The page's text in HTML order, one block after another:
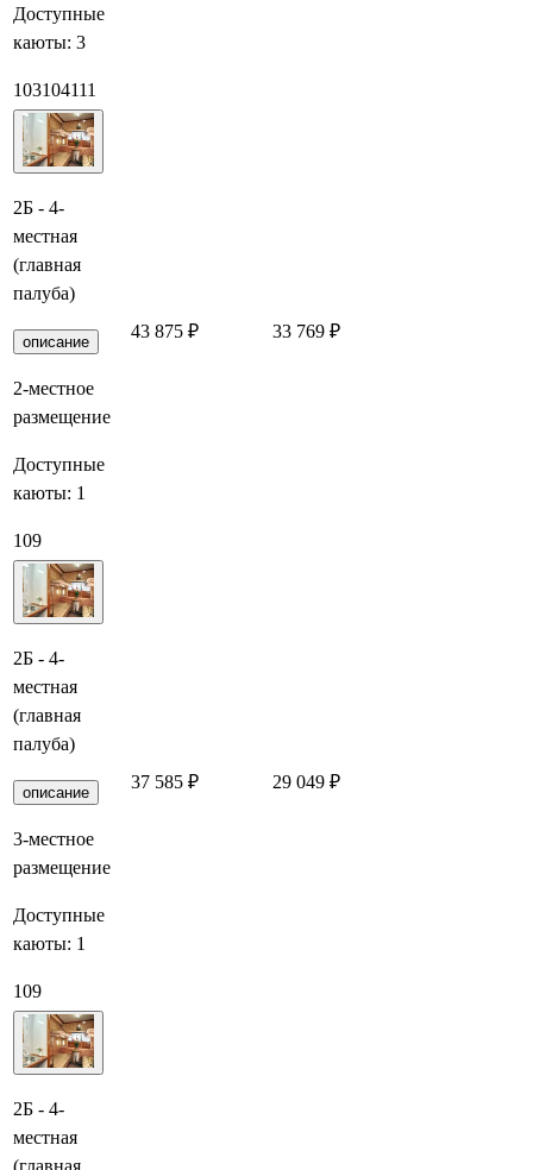
Доступные
каюты: 3
103104111
2Б - 4-
местная
(главная
палуба)
описание
2-местное
размещение
Доступные
каюты: 1
109
43 875 ₽ 33 769 ₽
2Б - 4-
местная
(главная
палуба)
описание
3-местное
размещение
Доступные
каюты: 1
109
37 585 ₽ 29 049 ₽
2Б - 4-
местная